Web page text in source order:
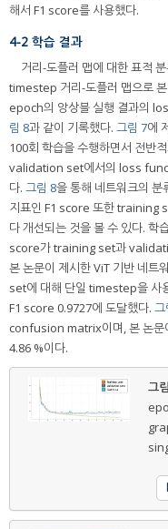
해서 F1 score를 사용했다.
4-2 학습 결과
거리-도플러 맵에 대한 표적
timestep 거리-도플러 맵으로
epoch의 앙상블 실행 결과의
림 8과 같이 기록했다. 그림 7에
100회 학습을 수행하면서 전
validation set에서의 loss
다. 그림 8을 통해 네트워크의 분
지표인 F1 score 또한 training
다 개선되는 것을 볼 수 있다.
score가 training set과
본 논문이 제시한 ViT 기반 네트
set에 대해 단일 timestep을 사
F1 score 0.9727에 도달했다. 그
confusion matrix이며, 본 논문
4.86 %이다.
그